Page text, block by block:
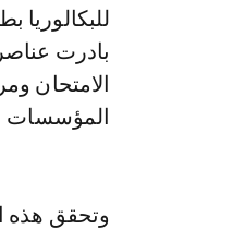
بادرت
الامتحان
المؤسسات
وتحقق هذه